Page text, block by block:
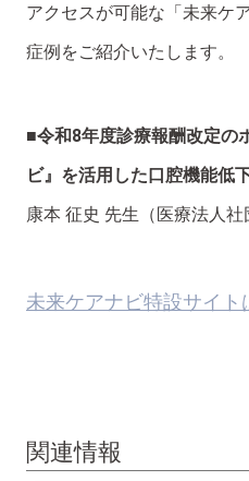
アクセスが可能な「未来ケ
症例をご紹介いたします。
■令和8年度診療報酬改定の
ビ』を活用した口腔機能低
康本 征史 先生（医療法人
未来ケアナビ特設サイト
関連情報